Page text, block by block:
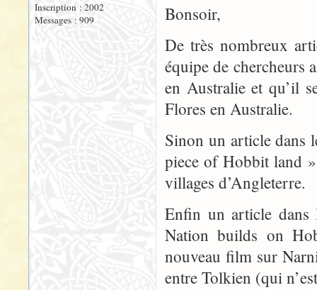
Inscription : 2002
Messages : 909
Bonsoir,
De très nombreux
équipe de chercheurs
en Australie et qu’il
Flores en Australie.
Sinon un article dans
piece of Hobbit land
villages d’Angleterre.
Enfin un article
Nation builds on
nouveau film sur
entre Tolkien (qui